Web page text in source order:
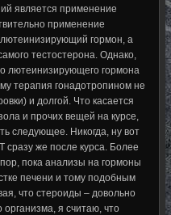
является применение
применение
гормон, а
тестостерона. Однако,
лютеинизирующего гормона
терапия гонадотропином не
и долгой. Что касается
и прочих вещей на курсе,
следующее. Никогда, ну вот
сразу же после курса. Более
пока анализы на гормоны
печени и тому подобным
что стероиды – довольно
я считаю, что